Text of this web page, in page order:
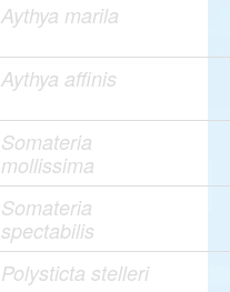
Aythya marila
Aythya affinis
Somateria
mollissima
Somateria
spectabilis
Polysticta stelleri